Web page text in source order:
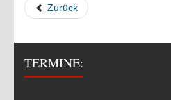
Zurück
TERMINE: